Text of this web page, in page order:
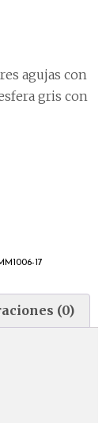
agujas con
gris con
17
(0)